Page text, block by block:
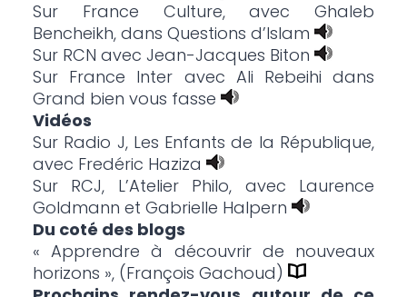
Sur France Culture, avec Ghaleb
Bencheikh, dans Questions d’Islam
Sur RCN avec Jean-Jacques Biton
Sur France Inter avec Ali Rebeihi dans
Grand bien vous fasse
Vidéos
Sur Radio J, Les Enfants de la République,
avec Fredéric Haziza
Sur RCJ, L’Atelier Philo, avec Laurence
Goldmann et Gabrielle Halpern
Du coté des blogs
« Apprendre à découvrir de nouveaux
horizons », (François Gachoud)